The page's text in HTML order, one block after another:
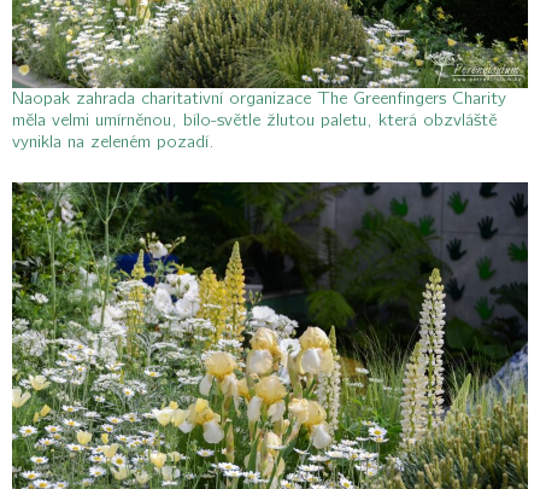
Naopak zahrada charitativní organizace The Greenfingers Charity
měla velmi umírněnou, bílo-světle žlutou paletu, která obzvláště
vynikla na zeleném pozadí.